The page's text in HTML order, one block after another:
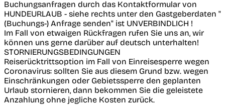
Buchungsanfragen durch das Kontaktformular von
HUNDEURLAUB - siehe rechts unter den Gastgeberdaten "
(Buchungs-) Anfrage senden" ist UNVERBINDLICH !
Im Fall von etwaigen Rückfragen rufen Sie uns an, wir
können uns gerne darüber auf deutsch unterhalten!
STORNIERUNGSBEDINGUNGEN
Reiserücktrittsoption im Fall von Einreisesperre wegen
Coronavirus: sollten Sie aus diesem Grund bzw. wegen
Einschränkungen oder Gebietssperre den geplanten
Urlaub stornieren, dann bekommen Sie die geleistete
Anzahlung ohne jegliche Kosten zurück.